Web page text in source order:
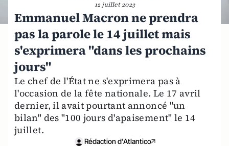
12 juillet 2023
Emmanuel Macron ne prendra
pas la parole le 14 juillet mais
s'exprimera "dans les prochains
jours"
Le chef de l'État ne s'exprimera pas à
l'occasion de la fête nationale. Le 17 avril
dernier, il avait pourtant annoncé "un
bilan" des "100 jours d'apaisement" le 14
juillet.
Rédaction d'Atlantico